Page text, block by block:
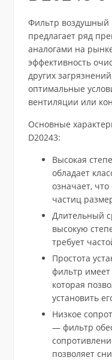
Фильтр воздушный
предлагает ряд
аналогами на
эффективность
других
оптимальные
вентиляции или
Основные
D20243:
Высокая
обладает
означает,
частиц
Длительный
высокую
требует
Простота
фильтр
которая
установить
Низкое
— фильтр
позволяет